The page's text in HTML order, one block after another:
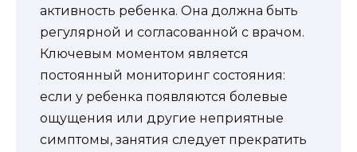
активность ребенка. Она должна быть
регулярной и согласованной с врачом.
Ключевым моментом является
постоянный мониторинг состояния:
если у ребенка появляются болевые
ощущения или другие неприятные
симптомы, занятия следует прекратить